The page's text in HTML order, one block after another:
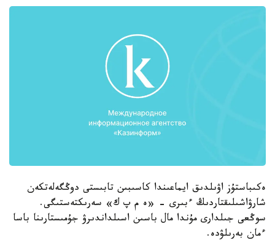
ەكىباستۇز اۋىلدىق ايماعىندا كاسىبىن تابىستى دوڭگەلەتكەن
شارۋاشىلىقتاردىڭ ءبىرى - «ە م پ ك» سەرىكتەستىگى.
سوڭعى جىلدارى مۇندا مال باسىن اسىلداندىرۋ جۇمىستارىنا باسا
ءمان بەرىلۋدە.